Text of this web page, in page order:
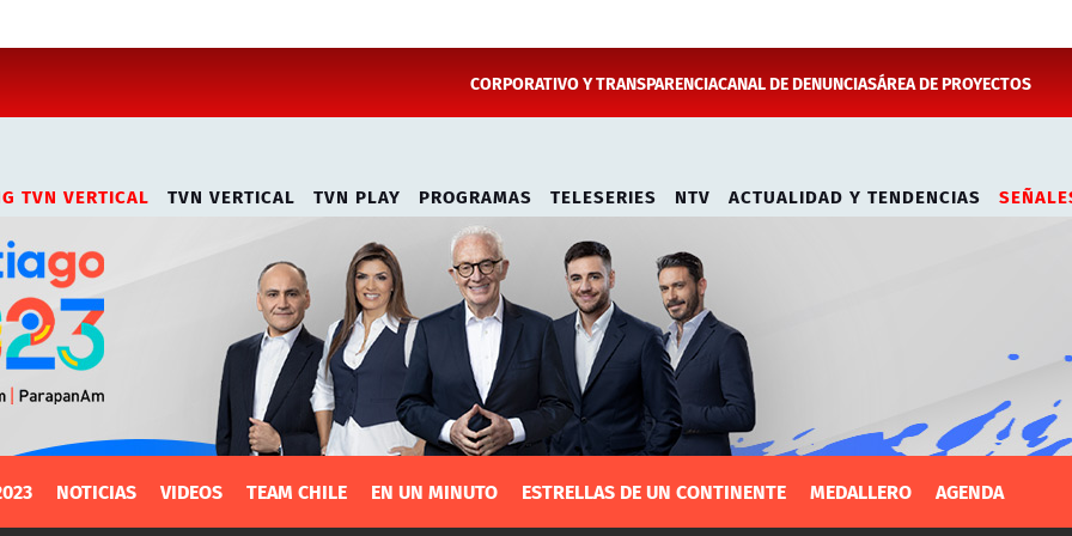
CORPORATIVO Y TRANSPARENCIACANAL DE DENUNCIASÁREA DE PROYECTOS
TVN VERTICAL TVN VERTICAL TVN PLAY PROGRAMAS TELESERIES NTV ACTUALIDAD Y TENDENCIAS
NOTICIAS VIDEOS TEAM CHILE EN UN MINUTO ESTRELLAS DE UN CONTINENTE MEDALLERO AGENDA